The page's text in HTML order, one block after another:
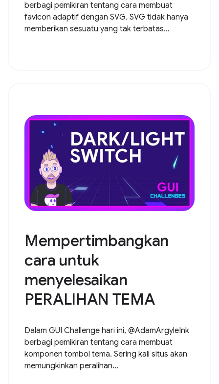
berbagi pemikiran tentang cara membuat
favicon adaptif dengan SVG. SVG tidak hanya
memberikan sesuatu yang tak terbatas...
Mempertimbangkan
cara untuk
menyelesaikan
PERALIHAN TEMA
Dalam GUI Challenge hari ini, @AdamArgyleInk
berbagi pemikiran tentang cara membuat
komponen tombol tema. Sering kali situs akan
memungkinkan peralihan...